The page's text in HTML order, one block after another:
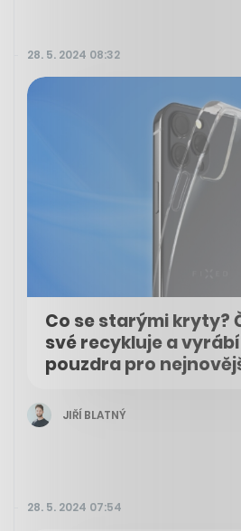
28. 5. 2024 08:32
Co se starými kryty?
své recykluje a
pouzdra pro
JIŘÍ BLATNÝ
28. 5. 2024 07:54